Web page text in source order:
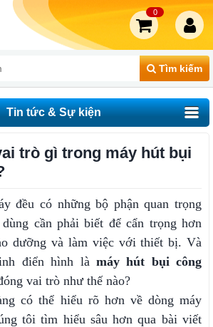
Tìm kiếm
0
Tin tức & Sự kiện
trò gì trong máy hút bụi
đều có những bộ phận quan trọng
cần phải biết để cẩn trọng hơn
dưỡng và làm việc với thiết bị. Và
điển hình là máy hút bụi công
vai trò như thế nào?
có thể hiểu rõ hơn về dòng máy
tôi tìm hiểu sâu hơn qua bài viết